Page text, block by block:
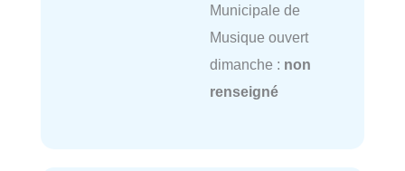
Municipale de
Musique ouvert
dimanche : non
renseigné